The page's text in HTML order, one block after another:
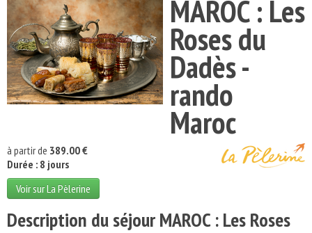
Destinations
Acteurs
Thèmes
MAROC : Les
Roses du
Dadès -
rando
Maroc
à partir de 389.00 €
Durée : 8 jours
Voir sur La Pèlerine
Description du séjour MAROC : Les Roses